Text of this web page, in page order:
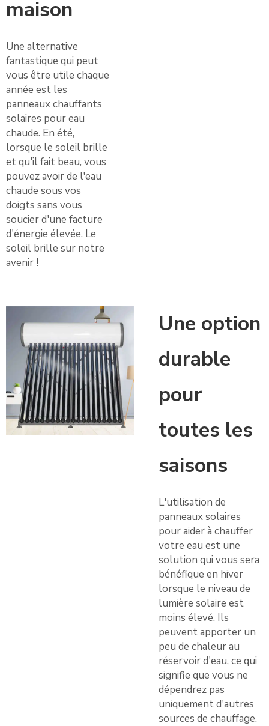
maison
Une alternative
fantastique qui peut
vous être utile chaque
année est les
panneaux chauffants
solaires pour eau
chaude. En été,
lorsque le soleil brille
et qu'il fait beau, vous
pouvez avoir de l'eau
chaude sous vos
doigts sans vous
soucier d'une facture
d'énergie élevée. Le
soleil brille sur notre
avenir !
Une option
durable
pour
toutes les
saisons
L'utilisation de
panneaux solaires
pour aider à chauffer
votre eau est une
solution qui vous sera
bénéfique en hiver
lorsque le niveau de
lumière solaire est
moins élevé. Ils
peuvent apporter un
peu de chaleur au
réservoir d'eau, ce qui
signifie que vous ne
dépendrez pas
uniquement d'autres
sources de chauffage.